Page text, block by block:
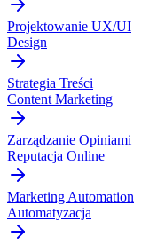
Projektowanie UX/UI
Design
Strategia Treści
Content Marketing
Zarządzanie Opiniami
Reputacja Online
Marketing Automation
Automatyzacja